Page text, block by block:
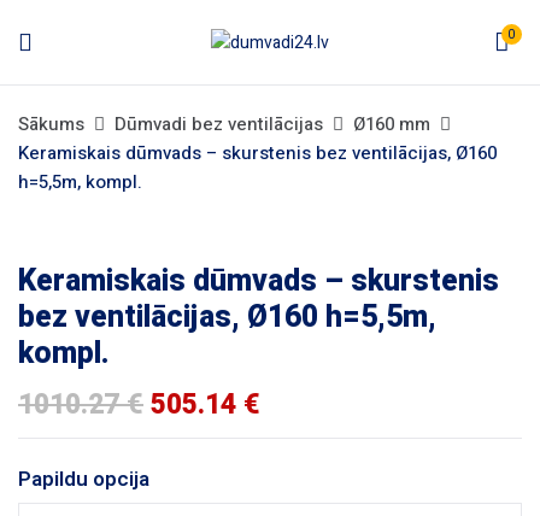
0
Sākums Dūmvadi bez ventilācijas
Ø160 mm
Keramiskais dūmvads – skurstenis bez ventilācijas, Ø160
h=5,5m, kompl.
Keramiskais dūmvads – skurstenis
bez ventilācijas, Ø160 h=5,5m,
kompl.
1010.27€505.14 €
Papildu opcija